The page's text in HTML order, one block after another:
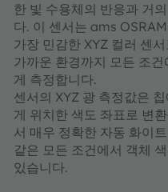
한 빛 수용체의 반응과 거
다. 이 센서는 ams
가장 민감한 XYZ 컬러 센
가까운 환경까지 모든 조
게 측정합니다.
센서의 XYZ 광 측정값은
게 위치한 색도 좌표로 변
서 매우 정확한 자동 화이
같은 모든 조건에서 객체
있습니다.